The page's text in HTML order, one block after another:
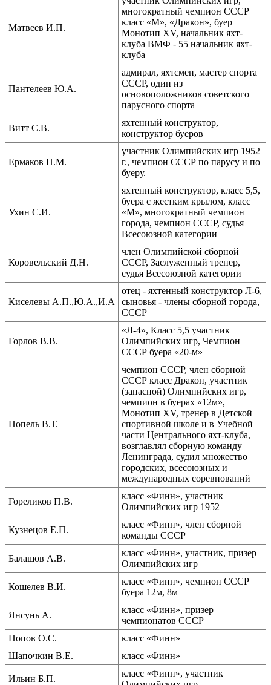
Матвеев И.П.
многократный чемпион СССР
класс «М», «Дракон», буер
Монотип XV, начальник яхт-
клуба ВМФ - 55 начальник яхт-
клуба
Пантелеев Ю.А.
адмирал, яхтсмен, мастер спорта
СССР, один из
основоположников советского
парусного спорта
Витт С.В.
яхтенный конструктор,
конструктор буеров
Ермаков Н.М.
участник Олимпийских игр 1952
г., чемпион СССР по парусу и по
буеру.
Ухин С.И.
яхтенный конструктор, класс 5,5,
буера с жестким крылом, класс
«М», многократный чемпион
города, чемпион СССР, судья
Всесоюзной категории
Коровельский Д.Н.
член Олимпийской сборной
СССР, Заслуженный тренер,
судья Всесоюзной категории
Киселевы А.П.,Ю.А.,И.А
отец - яхтенный конструктор Л-6,
сыновья - члены сборной города,
СССР
Горлов В.В.
«Л-4», Класс 5,5 участник
Олимпийских игр, Чемпион
СССР буера «20-м»
Попель В.Т.
чемпион СССР, член сборной
СССР класс Дракон, участник
(запасной) Олимпийских игр,
чемпион в буерах «12м»,
Монотип XV, тренер в Детской
спортивной школе и в Учебной
части Центрального яхт-клуба,
возглавлял сборную команду
Ленинграда, судил множество
городских, всесоюзных и
международных соревнований
Гореликов П.В.
класс «Финн», участник
Олимпийских игр 1952
Кузнецов Е.П.
класс «Финн», член сборной
команды СССР
Балашов А.В.
класс «Финн», участник, призер
Олимпийских игр
Кошелев В.И.
класс «Финн», чемпион СССР
буера 12м, 8м
Янсунь А.
класс «Финн», призер
чемпионатов СССР
Попов О.С.
класс «Финн»
Шапочкин В.Е.
класс «Финн»
Ильин Б.П.
класс «Финн», участник